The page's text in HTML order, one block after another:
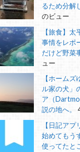
るため分解
のビュー
【旅食】
事情をレポ
だけど野菜
ュー
【ホーム
ル家の犬」
ア（
説の地へ。
【日記ア
始めてもう
使ってたと